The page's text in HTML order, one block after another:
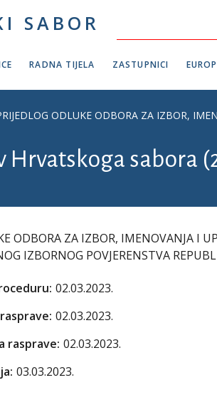
SABOR
RADNA TIJELA ZASTUPNICI
ODLUKE ODBORA ZA IZBOR,
Hrvatskoga sabora
ODBORA ZA IZBOR, IMENOVANJA I
IZBORNOG POVJERENSTVA
02.03.2023.
02.03.2023.
rasprave: 02.03.2023.
03.03.2023.